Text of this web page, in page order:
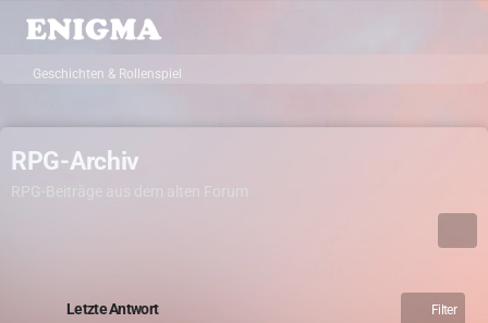
Geschichten & Rollenspiel
RPG-Archiv
RPG-Beiträge aus dem alten Forum
Letzte Antwort Filter